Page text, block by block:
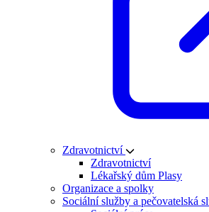
Zdravotnictví
Zdravotnictví
Lékařský dům Plasy
Organizace a spolky
Sociální služby a pečovatelská